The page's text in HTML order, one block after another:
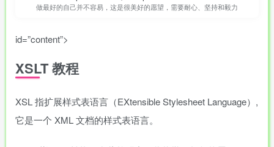
做最好的自己并不容易，这是很美好的愿望，需要耐心、坚持和毅力
id=”content”>
XSLT教程
XSL 指扩展样式表语言（EXtensible Stylesheet Language）,
它是一个 XML 文档的样式表语言。